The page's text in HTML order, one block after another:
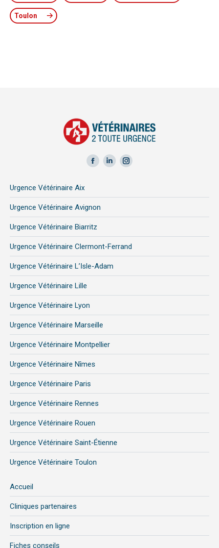
Toulon
Facebook
in
new
window
LinkedIn
new
Instagram
new
Urgence Vétérinaire Aix
Urgence Vétérinaire Avignon
Urgence Vétérinaire Biarritz
Urgence Vétérinaire Clermont-Ferrand
Urgence Vétérinaire L’Isle-Adam
Urgence Vétérinaire Lille
Urgence Vétérinaire Lyon
Urgence Vétérinaire Marseille
Urgence Vétérinaire Montpellier
Urgence Vétérinaire Nîmes
Urgence Vétérinaire Paris
Urgence Vétérinaire Rennes
Urgence Vétérinaire Rouen
Urgence Vétérinaire Saint-Étienne
Urgence Vétérinaire Toulon
Accueil
Cliniques partenaires
Inscription en ligne
Fiches conseils